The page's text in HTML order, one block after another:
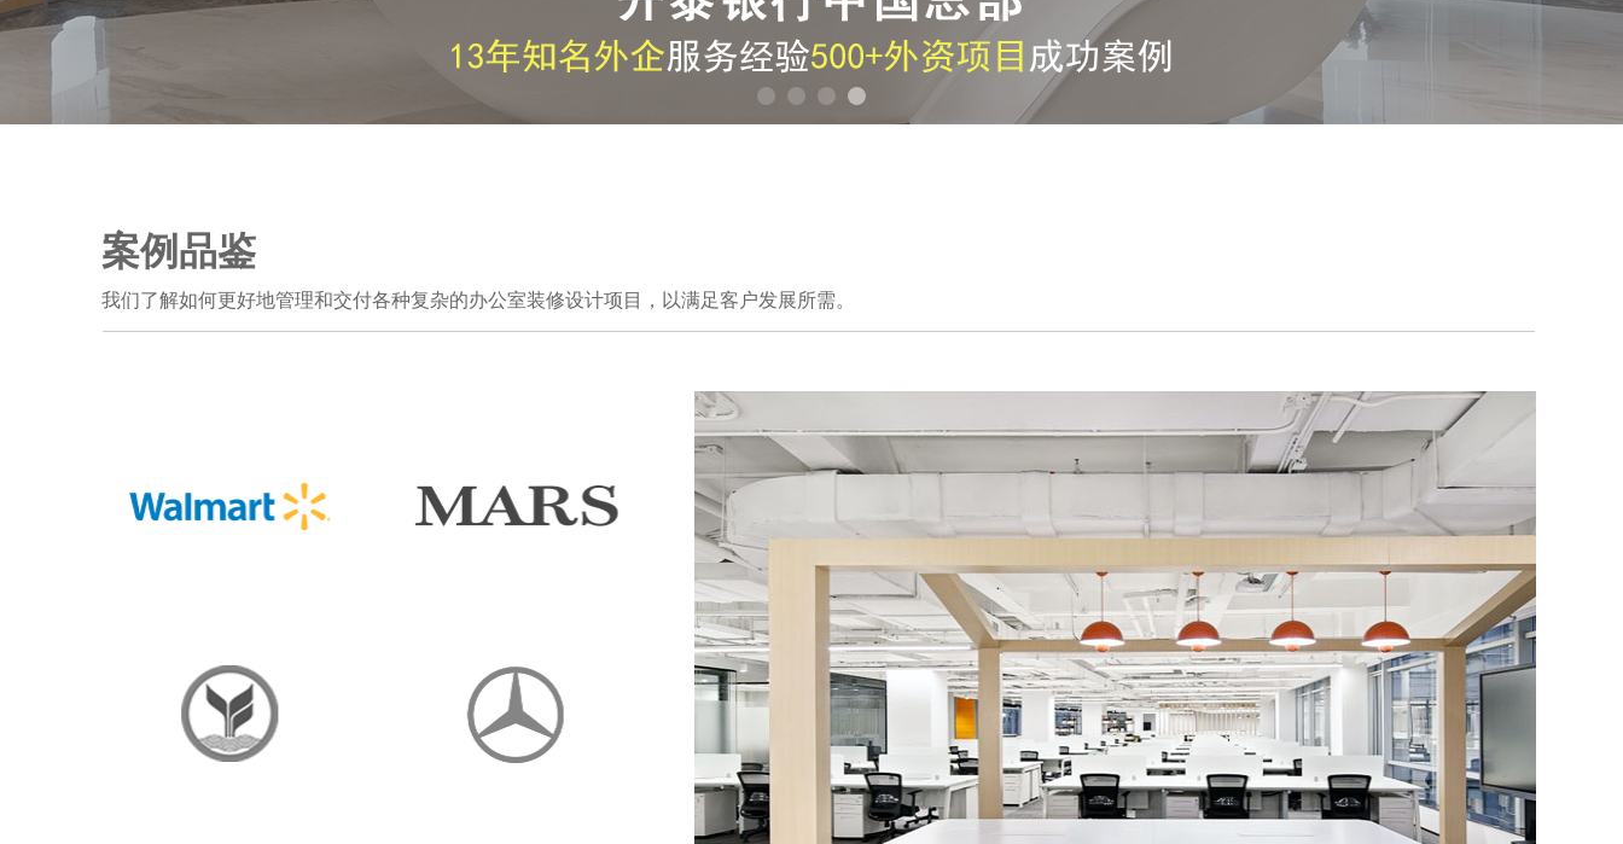
案例品鉴
我们了解如何更好地管理和交付各种复杂的办公室装修设计项目，以满足客户发展所需。